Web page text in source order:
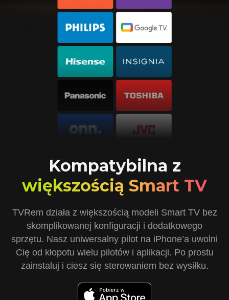
Kompatybilna z
większością Smart TV
TVRem działa z większością modeli Smart TV bez
skomplikowanej konfiguracji i dodatkowego
sprzętu. Nasz uniwersalny pilot na iPhone’a uwolni
Cię od kłopotu wielu pilotów i aplikacji. Po prostu
zainstaluj i ciesz się sterowaniem bez wysiłku.